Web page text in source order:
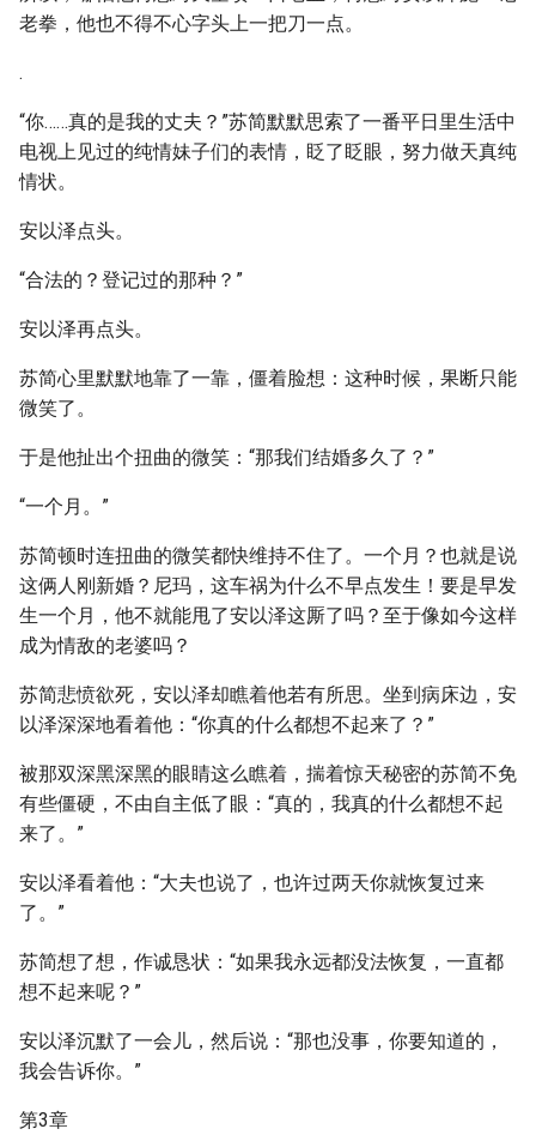
老拳，他也不得不心字头上一把刀一点。
.
“你……真的是我的丈夫？”苏简默默思索了一番平日里生活中
电视上见过的纯情妹子们的表情，眨了眨眼，努力做天真纯
情状。
安以泽点头。
“合法的？登记过的那种？”
安以泽再点头。
苏简心里默默地靠了一靠，僵着脸想：这种时候，果断只能
微笑了。
于是他扯出个扭曲的微笑：“那我们结婚多久了？”
“一个月。”
苏简顿时连扭曲的微笑都快维持不住了。一个月？也就是说
这俩人刚新婚？尼玛，这车祸为什么不早点发生！要是早发
生一个月，他不就能甩了安以泽这厮了吗？至于像如今这样
成为情敌的老婆吗？
苏简悲愤欲死，安以泽却瞧着他若有所思。坐到病床边，安
以泽深深地看着他：“你真的什么都想不起来了？”
被那双深黑深黑的眼睛这么瞧着，揣着惊天秘密的苏简不免
有些僵硬，不由自主低了眼：“真的，我真的什么都想不起
来了。”
安以泽看着他：“大夫也说了，也许过两天你就恢复过来
了。”
苏简想了想，作诚恳状：“如果我永远都没法恢复，一直都
想不起来呢？”
安以泽沉默了一会儿，然后说：“那也没事，你要知道的，
我会告诉你。”
第3章